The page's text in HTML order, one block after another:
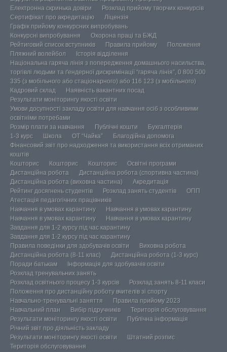
Електронна скринька довіри
Розклад прийому творчих конкурсів
Сертифікат про акредитацію
Ліцензія
Графік прийому конкурсних випробувань
Конкурсні випробування
Охорона праці та БЖД
Рейтиговий список вступників
Правила прийому
Положення
Пляжний волейбол
Історія відділення
Національна гаряча лінія з попередження домашнього насильства,
торгівлі людьми та ґендерної дискримінації “гаряча лінія”, 0 800 500
335 (з мобільного або стаціонарного) або 116 123 (з мобільного)
Кадровий склад
Наявність вакантних посад
Результати моніторингу якості освіти
Умови досупності закладу освіти для навчання осіб з особливими
освітніми потребами
Розмір плати за навчання
Публічні кошти
Бухгалтерія
1-3 курс
Школа ОТ “Чайка”
Благодійна допомога
Фінансовий звіт про надходження та використання всіх отриманих
коштів
Кошторис
Кошторис Кошторис
Освітні програми
Дистанційна робота
Дистанційна робота (спортивна частина)
Дистанційна робота (виховна частина)
Акредитація
Рейтинг досягнень студентів
Розклад занять студентів
ОПП
Атестація педагогічних працівників
Навчання в умовах карантину
Навчання в умовах карантину
Навчання в умовах карантину
Навчання в умовах карантину
Завдання для 1-2 курсу під час карантину
Завдання для 1-2 курсу під час карантину
Правила поведінки для здобувачів освіти
Виховна робота
Дистанційна робота (8-11 клас)
Дистанційна робота (1-3 курс)
Поради батькам
Інформація для здобувачів освіти
Розклад тренувальних занять
Розклад освітнього процесу 1-3 курсів
Розклад занять 8-11 класи
Положення про дистанційну роботу вчителів зі спорту
Навчально-тренувальні заняття
Правила прийому 2023
Навчальний план
Вибір підручників
Територія обслуговування
Результати моніторингу якості освіти
Публічна інформація
Річний звіт про діяльність закладу
Результати моніторингу якості освіти
Штатний розпис
Територія обслуговування